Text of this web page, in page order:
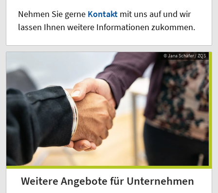
Nehmen Sie gerne Kontakt mit uns auf und wir
lassen Ihnen weitere Informationen zukommen.
© Jana Schäfer / ZQS
© Jana Schäfer / ZQS
Weitere Angebote für Unternehmen